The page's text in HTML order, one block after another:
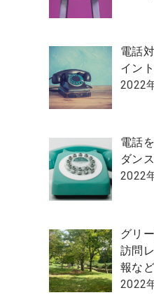
電話
イン
2022
電話
ダン
2022
グリ
訪問
報など
2022